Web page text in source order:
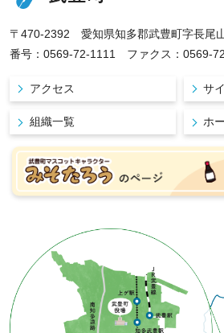
〒470-2392 愛知県知多郡武豊町字長尾
番号：0569-72-1111 ファクス：0569-
アクセス サ
組織一覧 ホ